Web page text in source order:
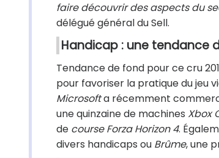
faire découvrir des aspects du
délégué général du Sell.
Handicap : une tendance
Tendance de fond pour ce cru
pour favoriser la pratique du jeu
Microsofta récemment
une quinzaine de machines Xbox
de course Forza Horizon 4.
divers handicaps ou Brûme, une